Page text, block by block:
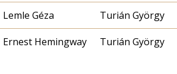
Lemle Géza Turián György
Ernest Hemingway Turián György